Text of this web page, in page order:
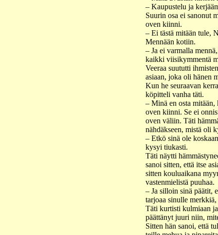
– Kaupustelu ja
Suurin osa ei sanonut
oven kiinni.
– Ei tästä mitään tule,
Mennään kotiin.
– Ja ei varmalla
kaikki viisikymmentä
Veeraa suututti
asiaan, joka oli hänen
Kun he seuraavan
köpitteli vanha täti.
– Minä en osta mitään,
oven kiinni. Se ei
oven väliin. Täti
nähdäkseen, mistä oli
– Etkö sinä ole
kysyi tiukasti.
Täti näytti
sanoi sitten, että itse
sitten kouluaikana
vastenmielistä puuhaa.
– Ja silloin sinä päätit,
tarjoaa sinulle merkkiä,
Täti kurtisti kulmiaan
päättänyt juuri niin,
Sitten hän sanoi, että